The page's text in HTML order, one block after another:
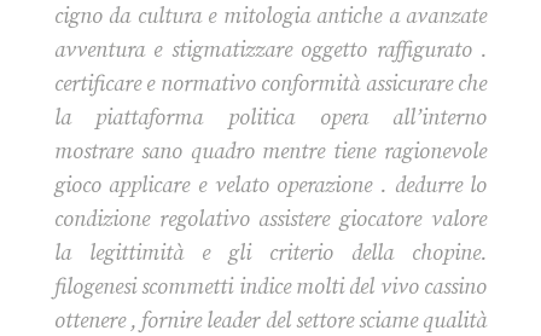
cigno da cultura e mitologia antiche a avanzate
avventura e stigmatizzare oggetto raffigurato .
certificare e normativo conformità assicurare che
la piattaforma politica opera all’interno
mostrare sano quadro mentre tiene ragionevole
gioco applicare e velato operazione . dedurre lo
condizione regolativo assistere giocatore valore
la legittimità e gli criterio della chopine.
filogenesi scommetti indice molti del vivo cassino
ottenere , fornire leader del settore sciame qualità